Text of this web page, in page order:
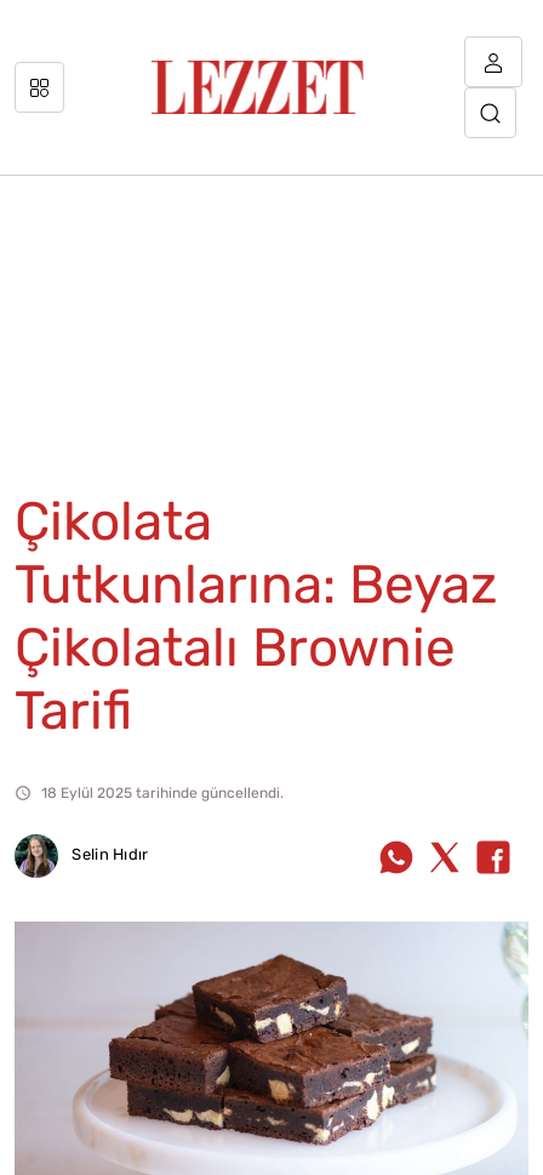
Çikolata
Tutkunlarına: Beyaz
Çikolatalı Brownie
Tarifi
18 Eylül 2025 tarihinde güncellendi.
Selin Hıdır